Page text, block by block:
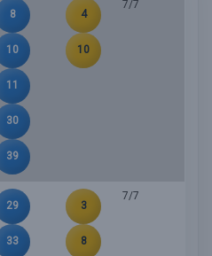
8
10
11
30
39
4
10
7/7
29
33
3
8
7/7